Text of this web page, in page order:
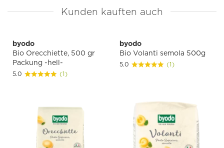
Kunden kauften auch
byodo
Bio Orecchiette, 500 gr
Packung -hell-
5.0 (1)
byodo
Bio Volanti semola 500g
5.0 (1)